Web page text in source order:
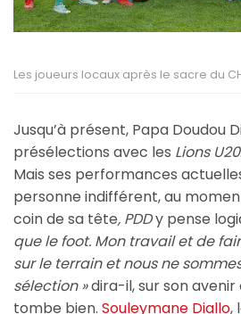
Les joueurs locaux après le sacre du
Jusqu’à présent, Papa Doudou
présélections avec les Lions U20
Mais ses performances
personne indifférent, au
coin de sa tête, PDDy pense
que le foot. Mon travail et de
sur le terrain et nous ne
sélection »dira-il, sur son
tombe bien. Souleymane Diallo,